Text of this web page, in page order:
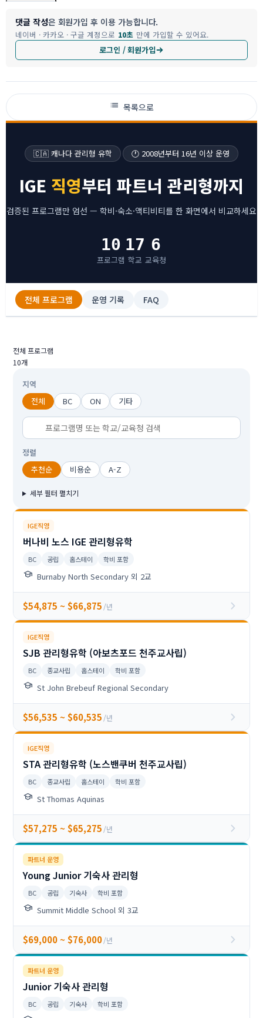
댓글 작성은 회원가입 후 이용 가능합니다.
네이버 · 카카오 · 구글 계정으로 10초 만에 가입할 수 있어요.
로그인 / 회원가입
list 목록으로
🇨🇦 캐나다 관리형 유학 🕐 2008년부터 16년 이상 운영
IGE 직영부터 파트너 관리형까지
검증된 프로그램만 엄선 — 학비·숙소·액티비티를 한 화면에서 비교하세요
10
프로그램
17
학교
6
교육청
전체 프로그램 운영 기록 FAQ
전체 프로그램
10개
지역
전체
BC ON 기타
정렬
추천순
비용순 A-Z
세부 필터 펼치기
IGE직영
버나비 노스 IGE 관리형유학
BC 공립 홈스테이 학비 포함
school Burnaby North Secondary 외 2교
$54,875 ~ $66,875 /년 chevron_right
IGE직영
SJB 관리형유학 (아보츠포드 천주교사립)
BC 종교사립 홈스테이 학비 포함
school St John Brebeuf Regional Secondary
$56,535 ~ $60,535 /년 chevron_right
IGE직영
STA 관리형유학 (노스밴쿠버 천주교사립)
BC 종교사립 홈스테이 학비 포함
school St Thomas Aquinas
$57,275 ~ $65,275 /년 chevron_right
파트너 운영
Young Junior 기숙사 관리형
BC 공립 기숙사 학비 포함
school Summit Middle School 외 3교
$69,000 ~ $76,000/년 chevron_right
파트너 운영
Junior 기숙사 관리형
BC 공립 기숙사 학비 포함